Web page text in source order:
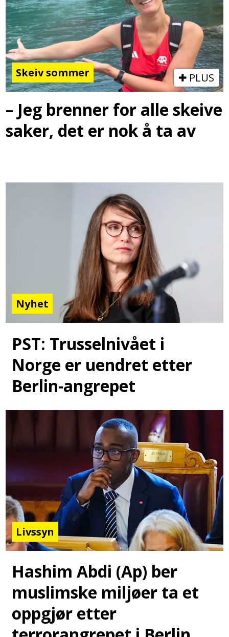
Skeiv sommer PLUS
– Jeg brenner for alle skeive
saker, det er nok å ta av
Nyhet
PST: Trusselnivået i
Norge er uendret etter
Berlin-angrepet
Livssyn
Hashim Abdi (Ap) ber
muslimske miljøer ta et
oppgjør etter